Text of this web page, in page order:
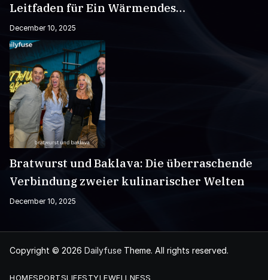
Leitfaden für Ein Wärmendes
Wintergetränk
December 10, 2025
Bratwurst und Baklava: Die überraschende
Verbindung zweier kulinarischer Welten
December 10, 2025
Copyright © 2026 Dailyfuse Theme. All rights reserved.
HOMESPORTSLIFESTYLEWELLNESS